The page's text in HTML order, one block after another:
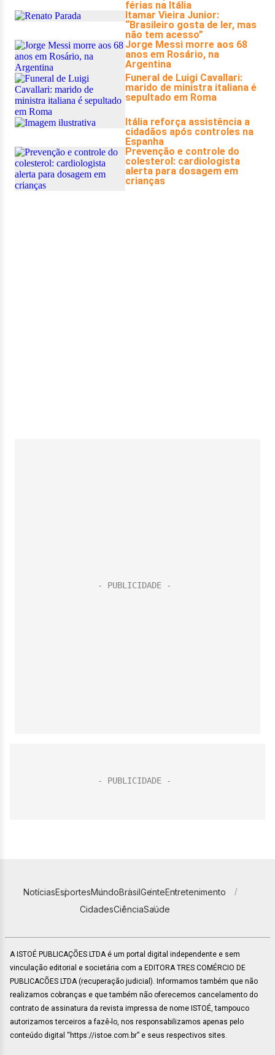
NotíciasEsportesMundoBrasilGenteEntretenimento
CidadesCiênciaSaúde
A ISTOÉ PUBLICAÇÕES LTDA é um portal digital independente e sem
vinculação editorial e societária com a EDITORA TRES COMÉRCIO DE
PUBLICACÕES LTDA (recuperação judicial). Informamos também que não
realizamos cobranças e que também não oferecemos cancelamento do
contrato de assinatura da revista impressa de nome ISTOÉ, tampouco
autorizamos terceiros a fazê-lo, nos responsabilizamos apenas pelo
conteúdo digital “https://istoe.com.br” e seus respectivos sites.